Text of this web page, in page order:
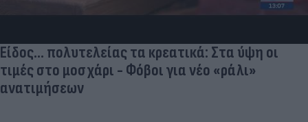
Είδος... πολυτελείας τα κρεατικά: Στα ύψη οι
τιμές στο μοσχάρι - Φόβοι για νέο «ράλι»
ανατιμήσεων